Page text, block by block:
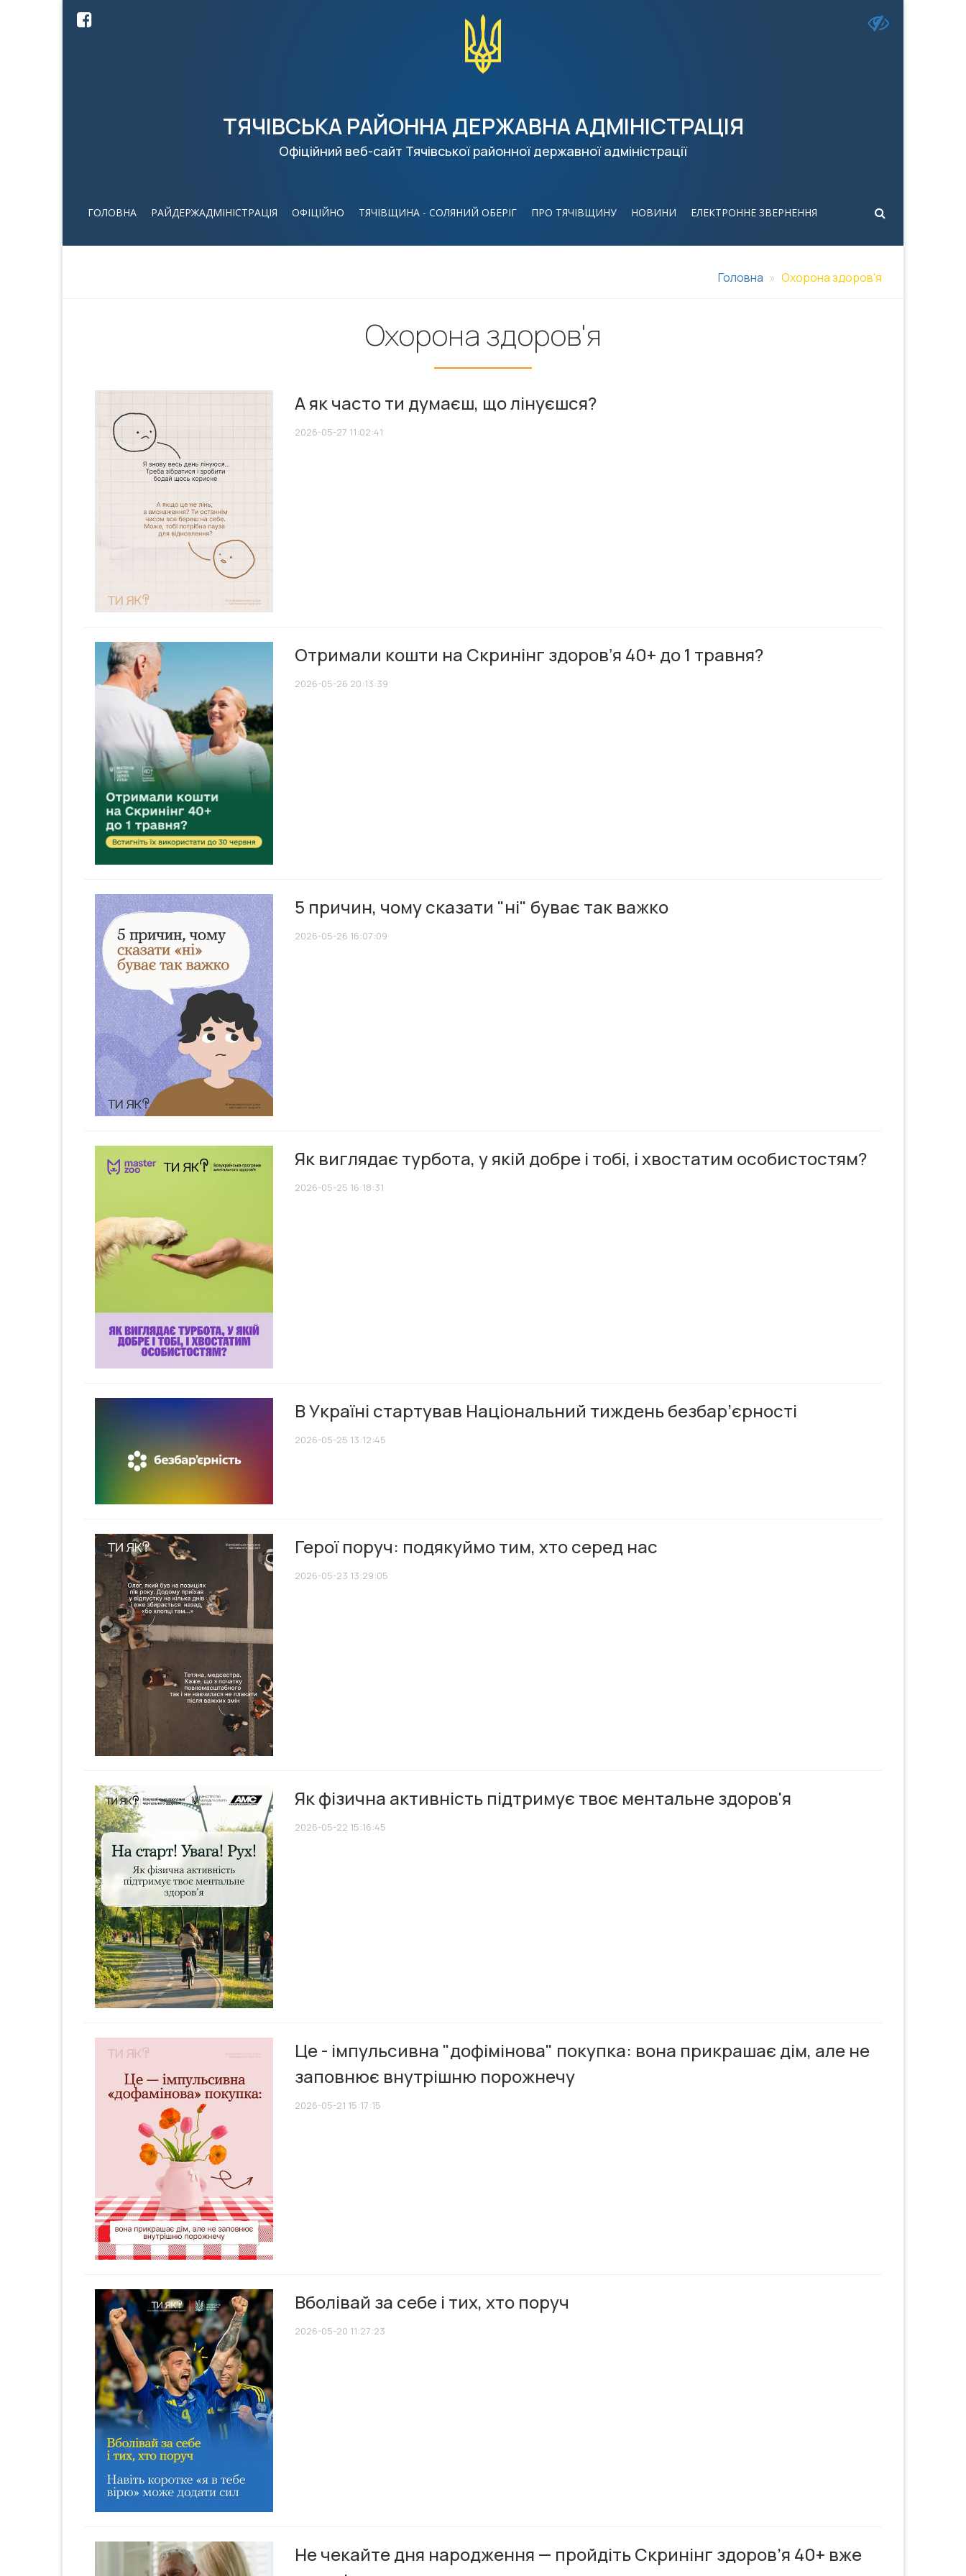
ТЯЧІВСЬКА РАЙОННА ДЕРЖАВНА АДМІНІСТРАЦІЯ
Офіційний веб-сайт Тячівської районної державної адміністрації
ГОЛОВНА РАЙДЕРЖАДМІНІСТРАЦІЯ ОФІЦІЙНО ТЯЧІВЩИНА - СОЛЯНИЙ ОБЕРІГ ПРО ТЯЧІВЩИНУ НОВИНИ ЕЛЕКТРОННЕ ЗВЕРНЕННЯ
Головна Охорона здоров'я
Охорона здоров'я
А як часто ти думаєш, що лінуєшся?
2026-05-27 11:02:41
Отримали кошти на Скринінг здоровʼя 40+ до 1 травня?
2026-05-26 20:13:39
5 причин, чому сказати "ні" буває так важко
2026-05-26 16:07:09
Як виглядає турбота, у якій добре і тобі, і хвостатим особистостям?
2026-05-25 16:18:31
В Україні стартував Національний тиждень безбар’єрності
2026-05-25 13:12:45
Герої поруч: подякуймо тим, хто серед нас
2026-05-23 13:29:05
Як фізична активність підтримує твоє ментальне здоров'я
2026-05-22 15:16:45
Це - імпульсивна "дофімінова" покупка: вона прикрашає дім, але не
заповнює внутрішню порожнечу
2026-05-21 15:17:15
Вболівай за себе і тих, хто поруч
2026-05-20 11:27:23
Не чекайте дня народження — пройдіть Скринінг здоров’я 40+ вже